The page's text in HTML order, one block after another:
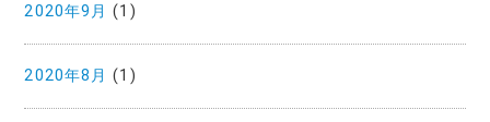
2020年9月 (1)
2020年8月 (1)